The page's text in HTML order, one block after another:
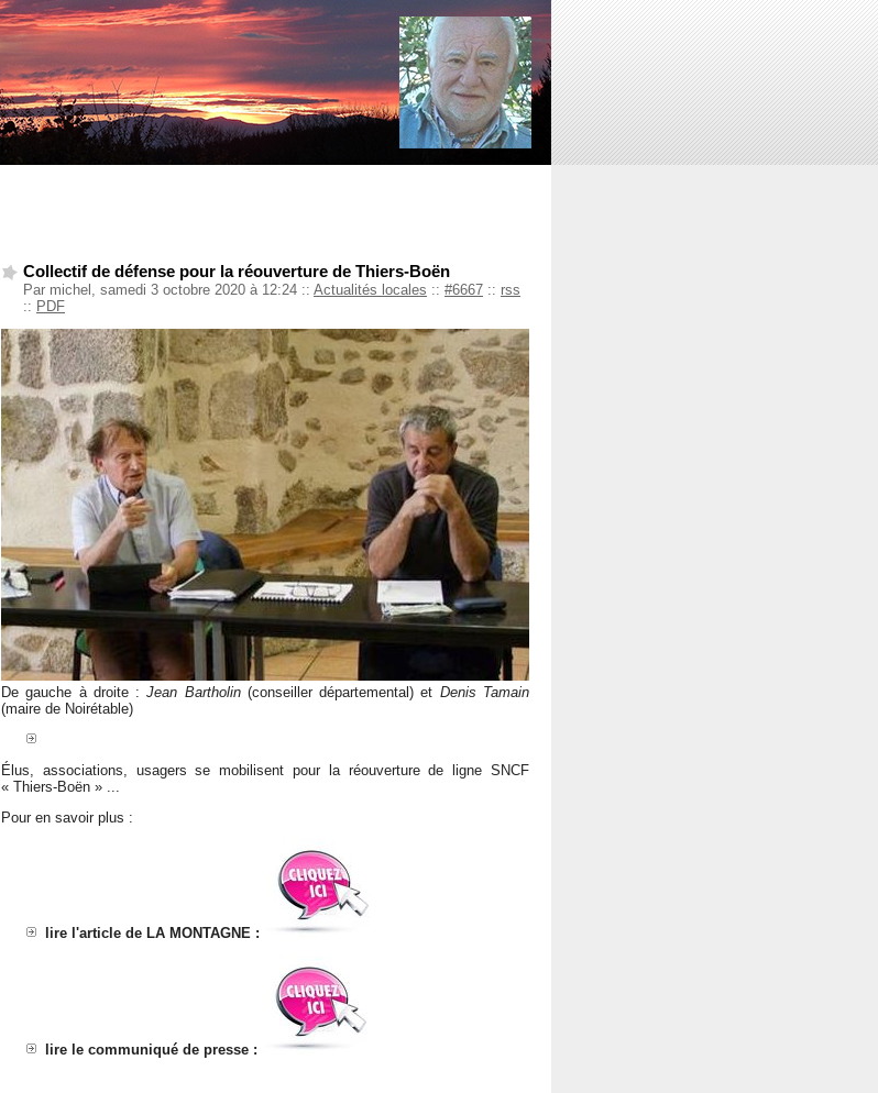
Collectif de défense pour la réouverture de Thiers-Boën
Par michel, samedi 3 octobre 2020 à 12:24 :: Actualités locales :: #6667 :: rss
:: PDF
De gauche à droite :Jean Bartholin(conseiller départemental) et Denis Tamain
(maire de Noirétable)
Élus, associations, usagers se mobilisent pour la réouverture de ligne SNCF
« Thiers-Boën » ...
Pour en savoir plus :
lire l'article de LA MONTAGNE :
lire le communiqué de presse :